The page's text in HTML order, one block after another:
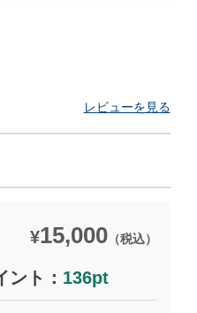
レビューを見る
¥15,000（税込）
ント： 136pt